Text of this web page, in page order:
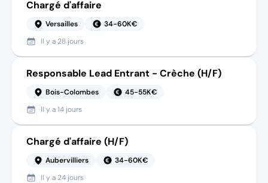
Chargé d'affaire
Versailles
34-60K€
Il y a 28 jours
Responsable Lead Entrant - Crèche (H/F)
Bois-Colombes
45-55K€
Il y a14 jours
Chargé d'affaire (H/F)
Aubervilliers
34-60K€
Il y a 24 jours